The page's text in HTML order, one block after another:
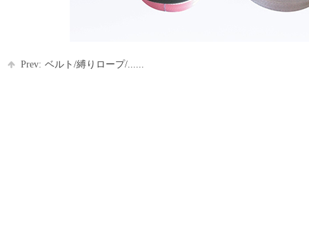
Prev: ベルト/縛りロープ/......